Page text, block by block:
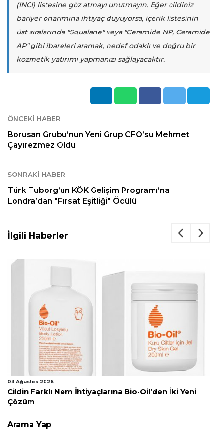
(INCI) listesine göz atmayı unutmayın. Eğer cildiniz
bariyer onarımına ihtiyaç duyuyorsa, içerik listesinin
üst sıralarında "Squalane" veya "Ceramide NP, Ceramide
AP" gibi ibareleri aramak, hedef odaklı ve doğru bir
kozmetik yatırımı yapmanızı sağlayacaktır.
ÖNCEKI HABER
Borusan Grubu’nun Yeni Grup CFO’su Mehmet
Çayırezmez Oldu
SONRAKI HABER
Türk Tuborg’un KÖK Gelişim Programı’na
Londra’dan "Fırsat Eşitliği" Ödülü
İlgili Haberler
03 Ağustos 2026
Cildin Farklı Nem İhtiyaçlarına Bio-Oil’den İki Yeni
Çözüm
Arama Yap